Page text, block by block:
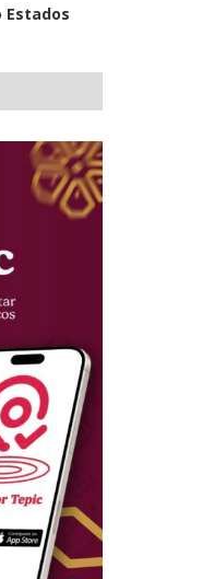
Estados